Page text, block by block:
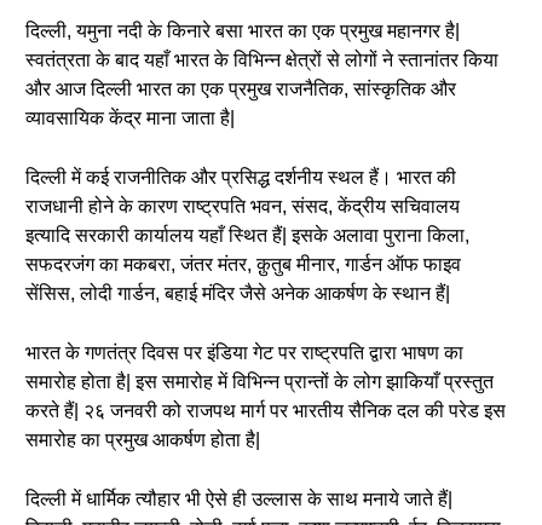
दिल्ली, यमुना नदी के किनारे बसा भारत का एक प्रमुख महानगर है|
स्वतंत्रता के बाद यहाँ भारत के विभिन्न क्षेत्रों से लोगों ने स्तानांतर किया
और आज दिल्ली भारत का एक प्रमुख राजनैतिक, सांस्कृतिक और
व्यावसायिक केंद्र माना जाता है|
दिल्ली में कई राजनीतिक और प्रसिद्ध दर्शनीय स्थल हैं। भारत की
राजधानी होने के कारण राष्ट्रपति भवन, संसद, केंद्रीय सचिवालय
इत्यादि सरकारी कार्यालय यहाँ स्थित हैं| इसके अलावा पुराना किला,
सफदरजंग का मकबरा, जंतर मंतर, क़ुतुब मीनार, गार्डन ऑफ फाइव
सेंसिस, लोदी गार्डन, बहाई मंदिर जैसे अनेक आकर्षण के स्थान हैं|
भारत के गणतंत्र दिवस पर इंडिया गेट पर राष्ट्रपति द्वारा भाषण का
समारोह होता है| इस समारोह में विभिन्न प्रान्तों के लोग झाकियाँ प्रस्तुत
करते हैं| २६ जनवरी को राजपथ मार्ग पर भारतीय सैनिक दल की परेड इस
समारोह का प्रमुख आकर्षण होता है|
दिल्ली में धार्मिक त्यौहार भी ऐसे ही उल्लास के साथ मनाये जाते हैं|